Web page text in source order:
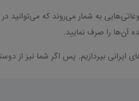
به شمار می‌روند که می‌توانید
آن‌ها را صرف نمایید.
بپردازیم. پس اگر شما نیز از